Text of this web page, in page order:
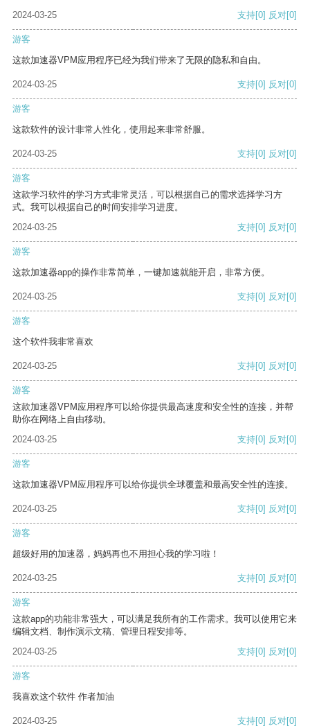
2024-03-25
支持[0] 反对[0]
游客
这款加速器VPM应用程序已经为我们带来了无限的隐私和自由。
2024-03-25 支持[0] 反对[0]
游客
这款软件的设计非常人性化，使用起来非常舒服。
2024-03-25 支持[0] 反对[0]
游客
这款学习软件的学习方式非常灵活，可以根据自己的需求选择学习方
式。我可以根据自己的时间安排学习进度。
2024-03-25
支持[0] 反对[0]
游客
这款加速器app的操作非常简单，一键加速就能开启，非常方便。
2024-03-25 支持[0] 反对[0]
游客
这个软件我非常喜欢
2024-03-25 支持[0] 反对[0]
游客
这款加速器VPM应用程序可以给你提供最高速度和安全性的连接，并帮
助你在网络上自由移动。
2024-03-25
支持[0] 反对[0]
游客
这款加速器VPM应用程序可以给你提供全球覆盖和最高安全性的连接。
2024-03-25 支持[0] 反对[0]
游客
超级好用的加速器，妈妈再也不用担心我的学习啦！
2024-03-25 支持[0] 反对[0]
游客
这款app的功能非常强大，可以满足我所有的工作需求。我可以使用它来
编辑文档、制作演示文稿、管理日程安排等。
2024-03-25
支持[0] 反对[0]
游客
我喜欢这个软件 作者加油
2024-03-25 支持[0] 反对[0]